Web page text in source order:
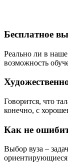
Бесплатное
Реально ли в
возможность
Говорится, что
конечно, с
Как не
Выбор вуза –
ориентирующиеся